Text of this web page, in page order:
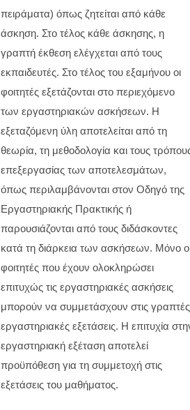
πειράματα) όπως ζητείται από κάθε
άσκηση. Στο τέλος κάθε άσκησης, η
γραπτή έκθεση ελέγχεται από τους
εκπαιδευτές. Στο τέλος του εξαμήνου οι
φοιτητές εξετάζονται στο περιεχόμενο
των εργαστηριακών ασκήσεων. Η
εξεταζόμενη ύλη αποτελείται από τη
θεωρία, τη μεθοδολογία και τους
επεξεργασίας των αποτελεσμάτων,
όπως περιλαμβάνονται στον Οδηγό της
Εργαστηριακής Πρακτικής ή
παρουσιάζονται από τους διδάσκοντες
κατά τη διάρκεια των ασκήσεων. Μόνο
φοιτητές που έχουν ολοκληρώσει
επιτυχώς τις εργαστηριακές ασκήσεις
μπορούν να συμμετάσχουν στις γραπτές
εργαστηριακές εξετάσεις. Η επιτυχία
εργαστηριακή εξέταση αποτελεί
προϋπόθεση για τη συμμετοχή στις
εξετάσεις του μαθήματος.